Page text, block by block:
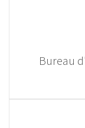
Bureau